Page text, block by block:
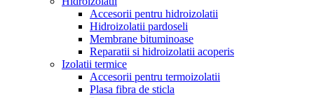
Accesorii pentru hidroizolatii
Hidroizolatii pardoseli
Membrane bituminoase
Reparatii si hidroizolatii acoperis
Izolatii termice
Accesorii pentru termoizolatii
Plasa fibra de sticla